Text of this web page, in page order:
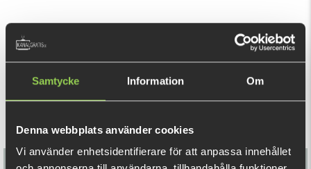
Samtycke Information Om
Denna webbplats använder cookies
Vi använder enhetsidentifierare för att anpassa innehållet